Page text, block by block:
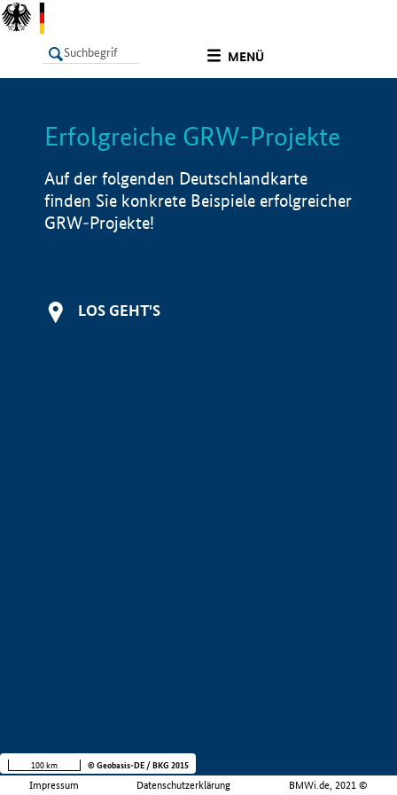
MENÜ
LISTE Info
Erfolgreiche GRW-Projekte
Auf der folgenden Deutschlandkarte
finden Sie konkrete Beispiele erfolgreicher
GRW-Projekte!
LOS GEHT'S
Impressum Datenschutzerklärung BMWi.de, 2021 ©
100 km © Geobasis-DE / BKG 2015